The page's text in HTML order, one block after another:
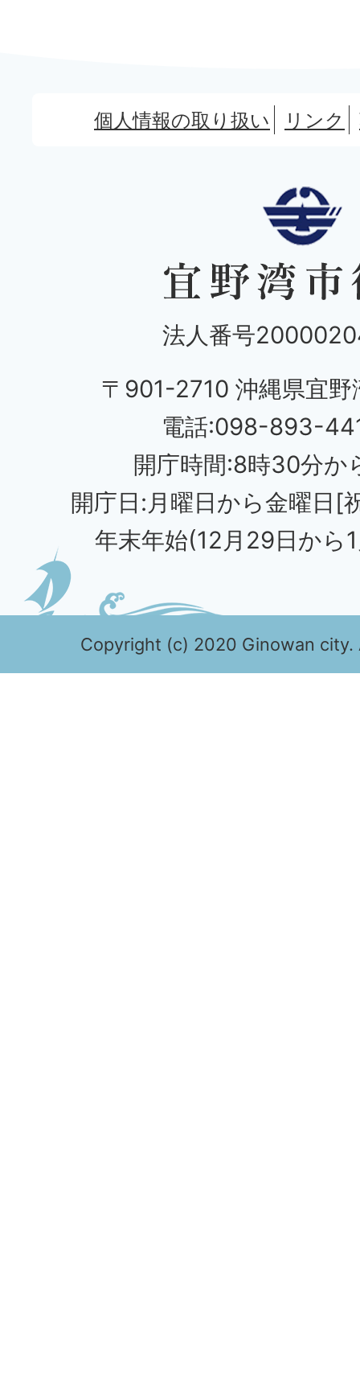
個人情報の取り扱い リンク
法人番号
〒901-2710 沖縄県宜野
電話:098-893-
開庁時間:8時30分か
開庁日:月曜日から金曜日[
年末年始(12月29日から
Copyright (c) 2020 Ginowan city.